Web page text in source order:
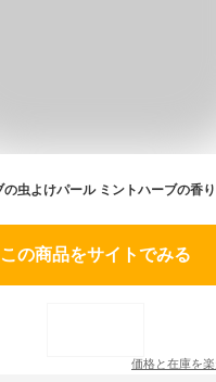
この商品をサイトでみる
価格と在庫を